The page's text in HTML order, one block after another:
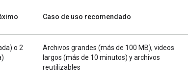
Caso de uso recomendado
o 2
Archivos grandes (más de 100 MB), videos
largos (más de 10 minutos) y archivos
reutilizables